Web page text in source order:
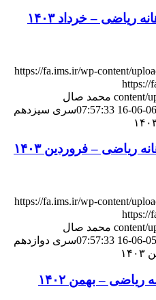
– خرداد ۱۴۰۳
https://fa.ims.ir/wp-content/
https://
content/ محمد صال
سری سیزدهم
ریاضی – فروردین ۱۴۰۳
https://fa.ims.ir/wp-content/
https://
content/ محمد صال
سری دوازدهم
– بهمن ۱۴۰۲